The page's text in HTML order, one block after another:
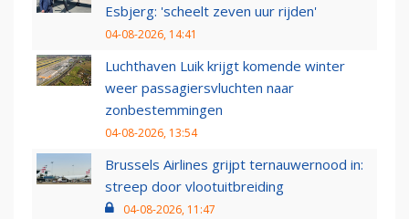
Esbjerg: 'scheelt zeven uur rijden'
04-08-2026, 14:41
Luchthaven Luik krijgt komende winter
weer passagiersvluchten naar
zonbestemmingen
04-08-2026, 13:54
Brussels Airlines grijpt ternauwernood in:
streep door vlootuitbreiding
04-08-2026, 11:47